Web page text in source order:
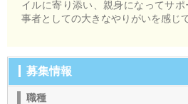
イルに寄り添い、親身になってサ
事者としての大きなやりがいを感じ
募集情報
職種